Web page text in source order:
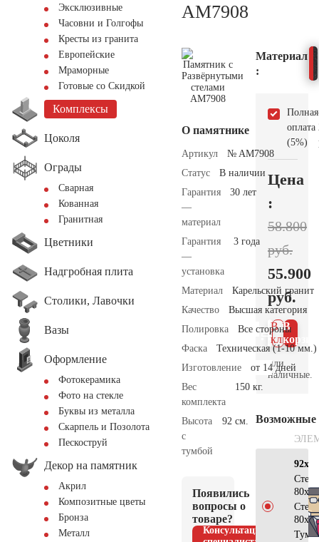
Эксклюзивные
Часовни и Голгофы
Кресты из гранита
Европейские
Мраморные
Готовые со Скидкой
Комплексы
Цоколя
Ограды
Сварная
Кованная
Гранитная
Цветники
Надгробная плита
Столики, Лавочки
Вазы
Оформление
Фотокерамика
Фото на стекле
Буквы из металла
Скарпель и Позолота
Пескоструй
Декор на памятник
Акрил
Композитные цветы
Бронза
Металл
AM7908
О памятнике
Артикул
№ AM7908
Статус
В наличии
Гарантия
—
материал
30 лет
Гарантия
—
установка
3 года
Материал
Карельский гранит
Качество
Высшая категория
Полировка
Все стороны
Фаска
Техническая (1-10 мм.)
Изготовление
от 14 дней
Вес
комплекта
150 кг.
Высота
с
тумбой
92 см.
Появились
вопросы о
товаре?
Консультация
Материал
:
Полная
оплата
(5%)
Цена
:
58.800
руб.
55.900
руб.
В
В 1
клик
или
наличные.
Возможные
92х85